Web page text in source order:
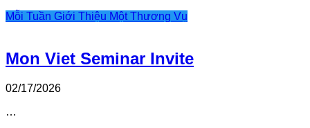
Mỗi Tuần Giới Thiệu Một Thương Vụ
Mon Viet Seminar Invite
02/17/2026
…